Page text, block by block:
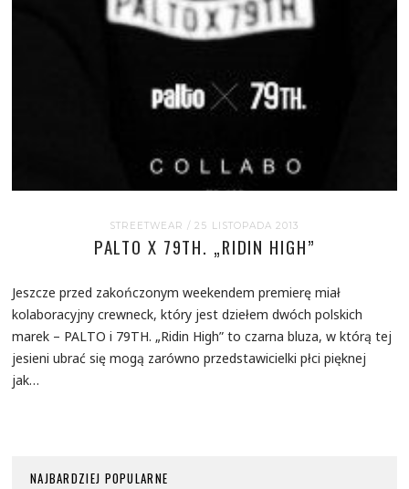
STREETWEAR / 25 LISTOPADA 2013
PALTO X 79TH. „RIDIN HIGH”
Jeszcze przed zakończonym weekendem premierę miał
kolaboracyjny crewneck, który jest dziełem dwóch polskich
marek – PALTO i 79TH. „Ridin High” to czarna bluza, w którą tej
jesieni ubrać się mogą zarówno przedstawicielki płci pięknej
jak…
NAJBARDZIEJ POPULARNE